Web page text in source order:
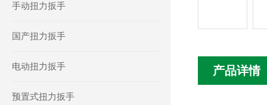
手动扭力扳手
国产扭力扳手
电动扭力扳手
预置式扭力扳手
产品详情